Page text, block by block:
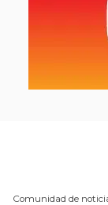
Comunidad de